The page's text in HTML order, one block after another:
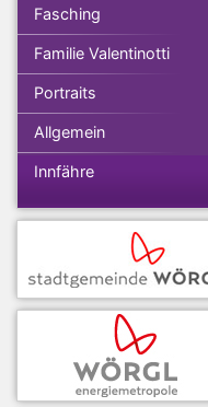
Fasching
Familie Valentinotti
Portraits
Allgemein
Innfähre